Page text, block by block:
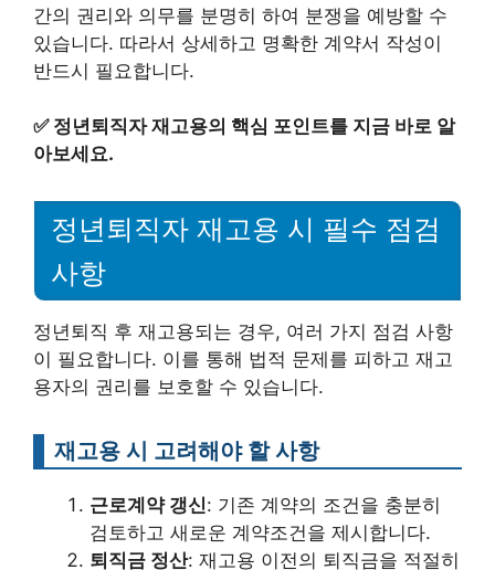
간의 권리와 의무를 분명히 하여 분쟁을 예방할 수
있습니다. 따라서 상세하고 명확한 계약서 작성이
반드시 필요합니다.
✅ 정년퇴직자 재고용의 핵심 포인트를 지금 바로 알
아보세요.
정년퇴직자 재고용 시 필수 점검
사항
정년퇴직 후 재고용되는 경우, 여러 가지 점검 사항
이 필요합니다. 이를 통해 법적 문제를 피하고 재고
용자의 권리를 보호할 수 있습니다.
재고용 시 고려해야 할 사항
근로계약 갱신: 기존 계약의 조건을 충분히
검토하고 새로운 계약조건을 제시합니다.
퇴직금 정산: 재고용 이전의 퇴직금을 적절히